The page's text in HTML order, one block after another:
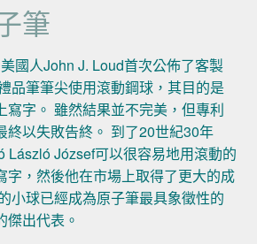
筆
國人John J. Loud首次公佈了客製
品筆筆尖使用滾動鋼球，其目的是
寫字。 雖然結果並不完美，但專利
終以失敗告終。 到了20世紀30年
László József可以很容易地用滾動的
字，然後他在市場上取得了更大的成
小球已經成為原子筆最具象徵性的
傑出代表。